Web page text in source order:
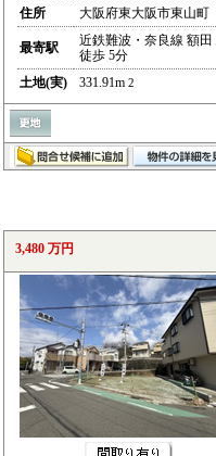
住所
大阪府東大阪市東山町
最寄駅
近鉄難波・奈良線 額田
徒歩 5分
土地(実)
331.91m 2
3,480 万円